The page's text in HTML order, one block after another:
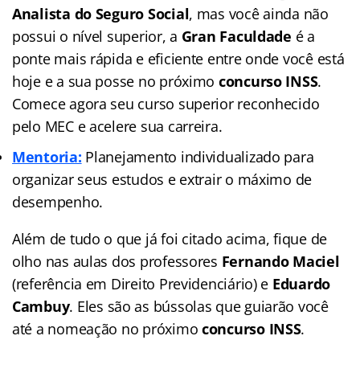
Analista do Seguro Social, mas você ainda não
possui o nível superior, a Gran Faculdade é a
ponte mais rápida e eficiente entre onde você está
hoje e a sua posse no próximo concurso INSS.
Comece agora seu curso superior reconhecido
pelo MEC e acelere sua carreira.
Mentoria: Planejamento individualizado para
organizar seus estudos e extrair o máximo de
desempenho.
Além de tudo o que já foi citado acima, fique de
olho nas aulas dos professores Fernando Maciel
(referência em Direito Previdenciário) e Eduardo
Cambuy. Eles são as bússolas que guiarão você
até a nomeação no próximo concurso INSS.